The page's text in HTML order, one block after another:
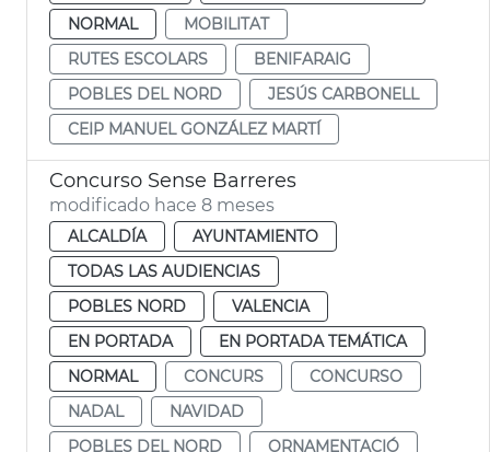
NORMAL
MOBILITAT
RUTES ESCOLARS
BENIFARAIG
POBLES DEL NORD
JESÚS CARBONELL
CEIP MANUEL GONZÁLEZ MARTÍ
Concurso Sense Barreres
modificado hace 8 meses
ALCALDÍA
AYUNTAMIENTO
TODAS LAS AUDIENCIAS
POBLES NORD
VALENCIA
EN PORTADA
EN PORTADA TEMÁTICA
NORMAL
CONCURS
CONCURSO
NADAL
NAVIDAD
POBLES DEL NORD
ORNAMENTACIÓ